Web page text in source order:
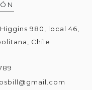
980, local 46,
Chile